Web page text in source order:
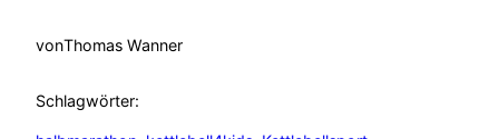
vonThomas Wanner
Schlagwörter: